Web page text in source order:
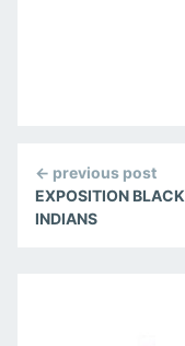
Continue
Reading
← previous post
EXPOSITION BLACK
INDIANS